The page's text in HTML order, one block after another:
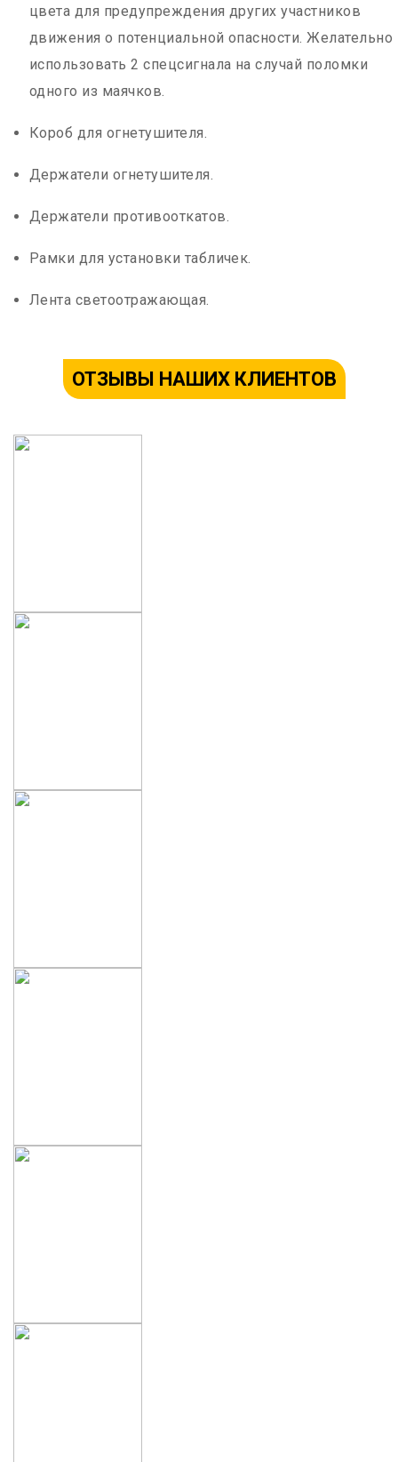
цвета для предупреждения других участников
движения о потенциальной опасности. Желательно
использовать 2 спецсигнала на случай поломки
одного из маячков.
Короб для огнетушителя.
Держатели огнетушителя.
Держатели противооткатов.
Рамки для установки табличек.
Лента светоотражающая.
ОТЗЫВЫ НАШИХ КЛИЕНТОВ